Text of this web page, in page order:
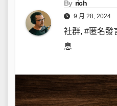
By rich
9 月 28, 2024
社群, #匿名發
息